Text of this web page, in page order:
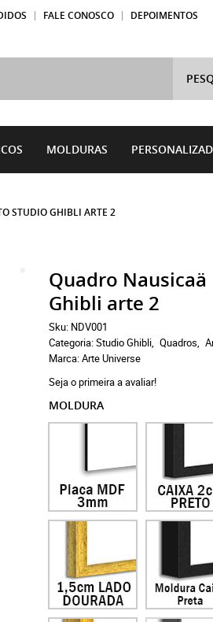
FALE CONOSCO DEPOIMENTOS
MOLDURAS
STUDIO GHIBLI ARTE 2
Quadro
Ghibli arte 2
Sku: NDV001
Categoria:Studio Ghibli Quadros
Marca:Arte Universe
Seja o primeira a avaliar!
MOLDURA